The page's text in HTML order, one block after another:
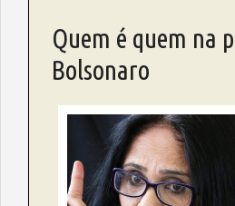
Quem é quem na
Bolsonaro